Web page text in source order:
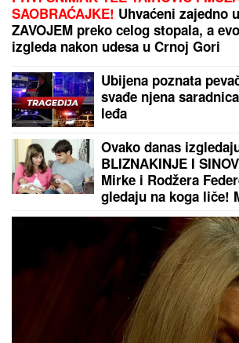
"SRAMOTA ME JE"Asmin Durdžić
rođenu majku zbog Maje
domaćica, ne snalazi se u ovom
prestane"
sa ZGODNIM
fotografija ZAPALILA
Ovo je prizor kakav se
PREKID CRNE
Duel nekadašnjih
pun neizvesnosti